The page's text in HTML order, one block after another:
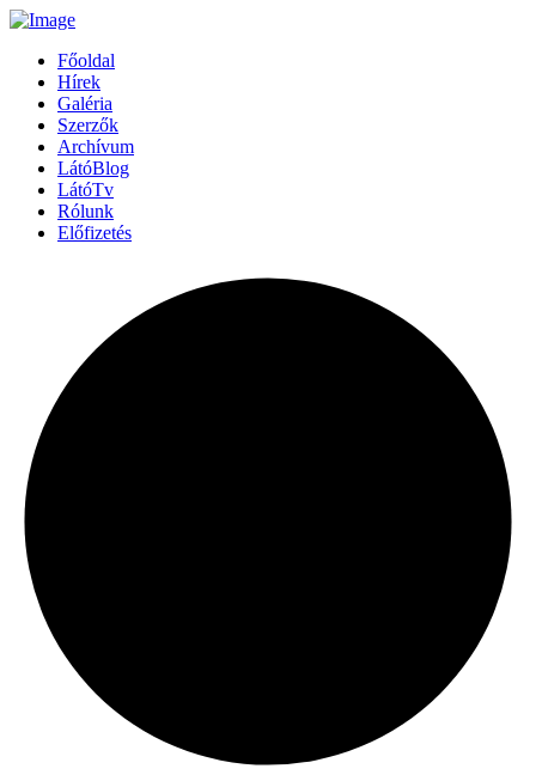
Főoldal
Hírek
Galéria
Szerzők
Archívum
LátóBlog
LátóTv
Rólunk
Előfizetés